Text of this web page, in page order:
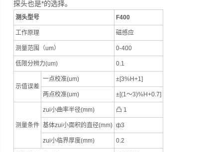
探头也是*的选择。
测头型号 F400
工作原理 磁感应
测量范围（um） 0-400
低限分辨力(um) 0.1
示值误差
一点校准(um) ±[3%H+1]
两点校准(um) ±[(1～3)%H+0.7]
测量条件
zui小曲率半径(mm) 凸 1
基体zui小面积的直径(mm) ф3
zui小临界厚度(mm) 0.2